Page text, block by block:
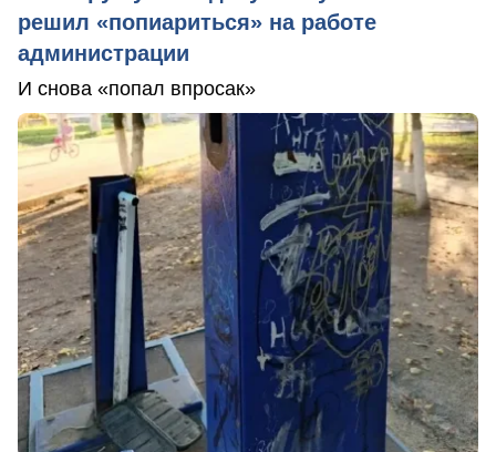
решил «попиариться» на работе
администрации
И снова «попал впросак»